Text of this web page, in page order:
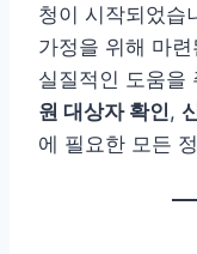
청이 시작되었습
가정을 위해 마
실질적인 도움을
원 대상자 확인 ,
에 필요한 모든